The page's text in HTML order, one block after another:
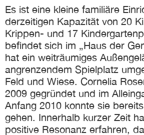
Es ist eine kleine familiäre
derzeitigen Kapazität von 20
Krippen- und 17
befindet sich im „Haus der
hat ein weiträumiges
angrenzendem Spielplatz
Feld und Wiese. Cornelia
2009 gegründet und im
Anfang 2010 konnte sie
gehen. Innerhalb kurzer Zeit
positive Resonanz erfahren,